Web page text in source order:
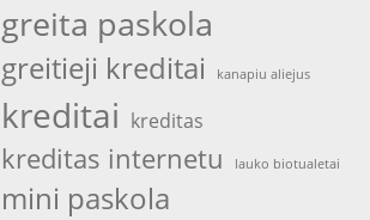
greita paskola
greitieji kreditai kanapiu aliejus
kreditai kreditas
kreditas internetu lauko biotualetai
mini paskola